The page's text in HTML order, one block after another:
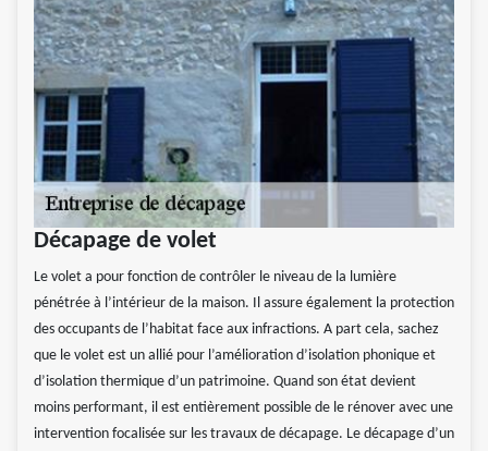
Décapage de volet
Le volet a pour fonction de contrôler le niveau de la lumière
pénétrée à l’intérieur de la maison. Il assure également la protection
des occupants de l’habitat face aux infractions. A part cela, sachez
que le volet est un allié pour l’amélioration d’isolation phonique et
d’isolation thermique d’un patrimoine. Quand son état devient
moins performant, il est entièrement possible de le rénover avec une
intervention focalisée sur les travaux de décapage. Le décapage d’un